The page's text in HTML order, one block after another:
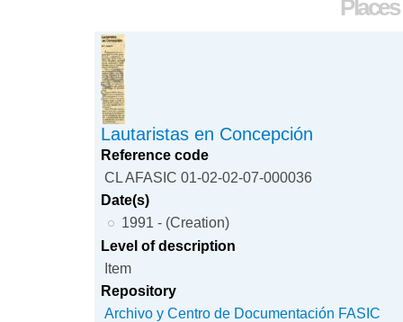
Lautaristas en Concepción
Reference code
CL AFASIC 01-02-02-07-000036
Date(s)
1991 - (Creation)
Level of description
Item
Repository
Archivo y Centro de Documentación FASIC